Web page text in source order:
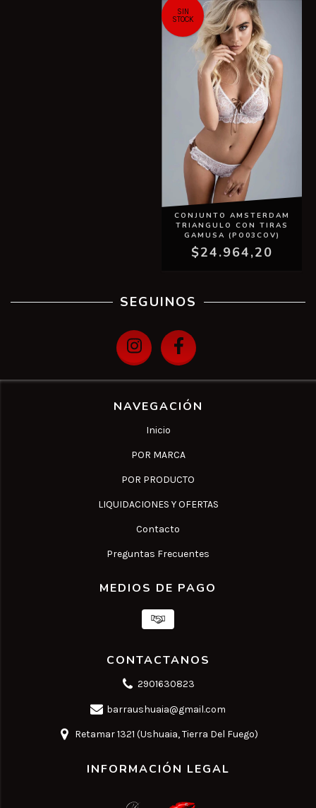
SIN
STOCK
CONJUNTO AMSTERDAM
TRIANGULO CON TIRAS
GAMUSA (PO03COV)
$24.964,20
SEGUINOS
NAVEGACIÓN
Inicio
POR MARCA
POR PRODUCTO
LIQUIDACIONES Y OFERTAS
Contacto
Preguntas Frecuentes
MEDIOS DE PAGO
CONTACTANOS
2901630823
barraushuaia@gmail.com
Retamar 1321 (Ushuaia, Tierra Del Fuego)
INFORMACIÓN LEGAL